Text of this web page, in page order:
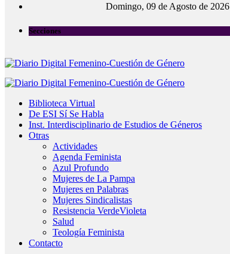
Domingo, 09 de Agosto de 2026
Secciones
Biblioteca Virtual
De ESI Sí Se Habla
Inst. Interdisciplinario de Estudios de Géneros
Otras
Actividades
Agenda Feminista
Azul Profundo
Mujeres de La Pampa
Mujeres en Palabras
Mujeres Sindicalistas
Resistencia VerdeVioleta
Salud
Teología Feminista
Contacto